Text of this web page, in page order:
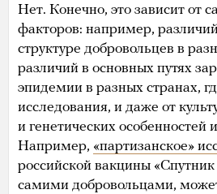
Нет. Конечно, это зависит от
факторов: например,
структуре добровольцев в
различий в основных путях
эпидемии в разных странах,
исследования, и даже от
и генетических особенностей
Например, «партизанское»
российской вакцины
самими добровольцами,